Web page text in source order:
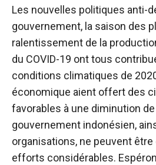
Les nouvelles politiques anti-
gouvernement, la saison des
ralentissement de la
du COVID-19 ont tous
conditions climatiques de
économique aient offert des
favorables à une diminution
gouvernement indonésien,
organisations, ne peuvent
efforts considérables.